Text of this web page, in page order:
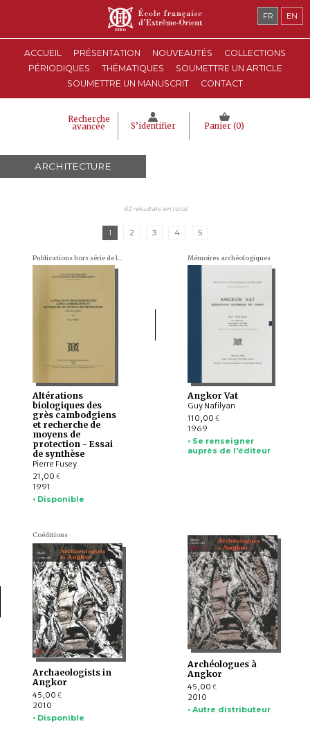
ACCUEIL PRÉSENTATION NOUVEAUTÉS
COLLECTIONS
PÉRIODIQUES
THÉMATIQUES
SOUMETTRE UN ARTICLE
SOUMETTRE UN MANUSCRIT
CONTACT
Recherche
avancée S’identifier Panier (0)
FR EN
ARCHITECTURE
62 résultats en total
1 2 3 4 5
Publications hors série de l'École française d'Extrême-Orient
Altérations
biologiques des
grès cambodgiens
et recherche de
moyens de
protection - Essai
de synthèse
Pierre Fusey
21,00 €
1991
• Disponible
Mémoires archéologiques
Angkor Vat
Guy Nafilyan
110,00 €
1969
• Se renseigner
auprès de l'éditeur
Coéditions
Archaeologists in
Angkor
45,00 €
2010
• Disponible
Archéologues à
Angkor
45,00 €
2010
• Autre distributeur